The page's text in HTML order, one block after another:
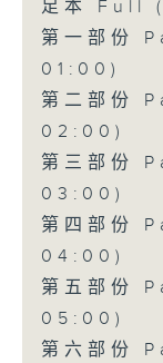
足本 Full
第一部份
01:00)
第二部份
02:00)
第三部份
03:00)
第四部份
04:00)
第五部份
05:00)
第六部份